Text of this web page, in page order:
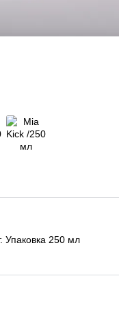
Упаковка 250 мл